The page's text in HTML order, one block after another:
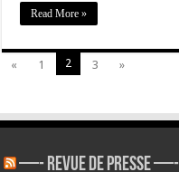
Read More »
« 1 2 3 »
—- REVUE DE PRESSE —-